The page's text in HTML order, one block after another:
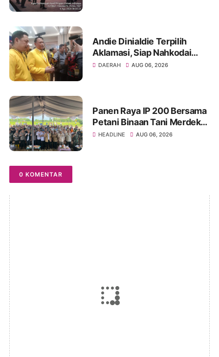
Andie Dinialdie Terpilih
Aklamasi, Siap Nahkodai
Golkar Sumsel dengan
DAERAH AUG 06, 2026
Panen Raya IP 200 Bersama
Petani Binaan Tani Merdeka
Indonesia Ogan Ilir
HEADLINE AUG 06, 2026
0 KOMENTAR